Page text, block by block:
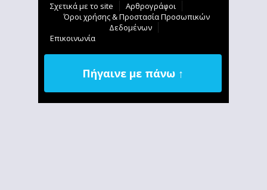
Σχετικά με το site
Αρθρογράφοι
Όροι χρήσης & Προστασία Προσωπικών
Δεδομένων
Επικοινωνία
Πήγαινε με πάνω ↑